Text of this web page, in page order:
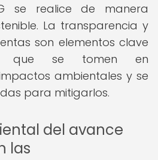
se realice de manera
La transparencia y
son elementos clave
que se tomen en
ambientales y se
para mitigarlos.
del avance
las